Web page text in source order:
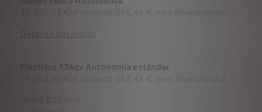
Detalles del motor
Eléctrico 136cv Autonomía estándar